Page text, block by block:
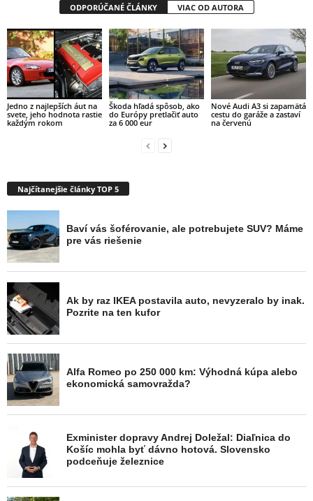
ODPORÚČANÉ ČLÁNKY VIAC OD AUTORA
Jedno z najlepších áut na
svete, jeho hodnota rastie
každým rokom
Škoda hľadá spôsob, ako
do Európy pretlačiť auto
za 6 000 eur
Nové Audi A3 si zapamätá
cestu do garáže a zastaví
na červenú
Najčítanejšie články TOP 5